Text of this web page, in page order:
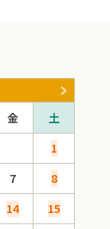
金
土
1
7
8
14
15